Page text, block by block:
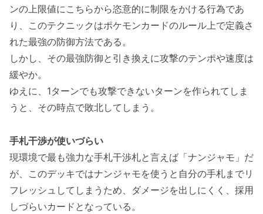
ンの上限値にこちらから恣意的に制限をかける行為であ
り、このテクニックはポケモンカードのルール上で定義さ
れた最強の防御方法である。
しかし、その最強防御と引き換えに攻撃のテンポや速度は
緩やか。
ゆえに、1ターンでも攻撃できないターンを作られてしま
うと、その時点で敗北してしまう。
手札干渉が使いづらい
現環境で最も強力な手札干渉札と言えば「ナンジャモ」だ
が、このデッキではナンジャモを使うと自分の手札までリ
フレッシュしてしまうため、ダメージを出しにくく、採用
しづらいカードとなっている。